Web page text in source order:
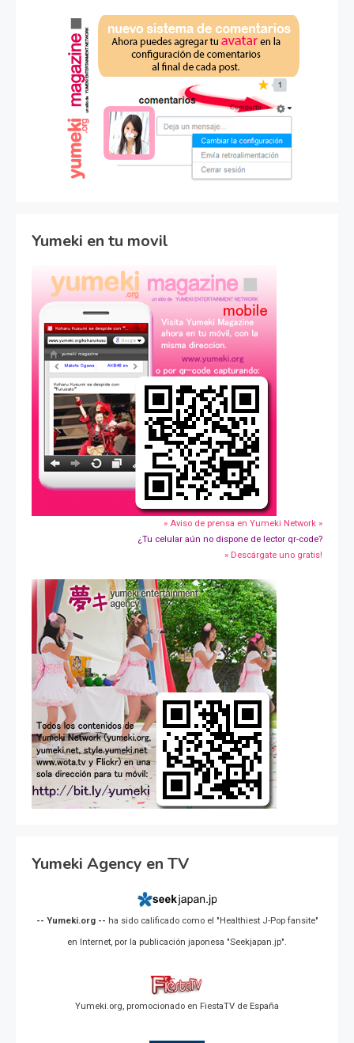
Yumeki en tu movil
» Aviso de prensa en Yumeki Network »
¿Tu celular aún no dispone de lector qr-code?
» Descárgate uno gratis!
Yumeki Agency en TV
-- Yumeki.org -- ha sido calificado como el "Healthiest J-Pop fansite"
en Internet, por la publicación japonesa "Seekjapan.jp".
Yumeki.org, promocionado en FiestaTV de España